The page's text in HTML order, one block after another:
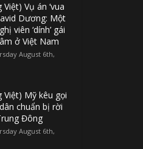
Việt) Vụ án ‘vua
Dương: Một
viên ‘dính’ gái
ở Việt Nam
August 6th,
Việt) Mỹ kêu gọi
chuẩn bị rời
Đông
August 6th,